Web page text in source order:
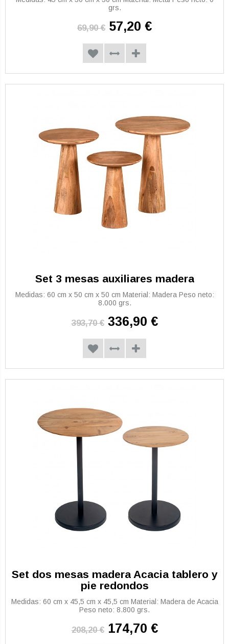
grs.
69,90 € 57,20 €
Set 3 mesas auxiliares madera
Medidas: 60 cm x 50 cm x 50 cm Material: Madera Peso neto:
8.000 grs.
393,70 € 336,90 €
Set dos mesas madera Acacia tablero y
pie redondos
Medidas: 60 cm x 45,5 cm x 45,5 cm Material: Madera de Acacia
Peso neto: 8.800 grs.
208,20 € 174,70 €